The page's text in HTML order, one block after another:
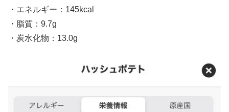
・エネルギー：145kcal
・脂質：9.7g
・炭水化物：13.0g